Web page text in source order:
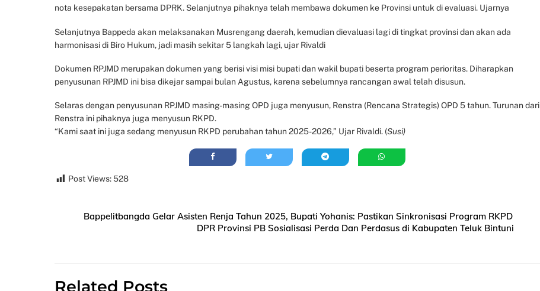
nota kesepakatan bersama DPRK. Selanjutnya pihaknya telah membawa dokumen ke Provinsi untuk di evaluasi. Ujarnya
Selanjutnya Bappeda akan melaksanakan Musrengang daerah, kemudian dievaluasi lagi di tingkat provinsi dan akan ada
harmonisasi di Biro Hukum, jadi masih sekitar 5 langkah lagi, ujar Rivaldi
Dokumen RPJMD merupakan dokumen yang berisi visi misi bupati dan wakil bupati beserta program perioritas. Diharapkan
penyusunan RPJMD ini bisa dikejar sampai bulan Agustus, karena sebelumnya rancangan awal telah disusun.
Selaras dengan penyusunan RPJMD masing-masing OPD juga menyusun, Renstra (Rencana Strategis) OPD 5 tahun. Turunan dari
Renstra ini pihaknya juga menyusun RKPD.
“Kami saat ini juga sedang menyusun RKPD perubahan tahun 2025-2026,” Ujar Rivaldi. (Susi)
Post Views:528
Bappelitbangda Gelar Asisten Renja Tahun 2025, Bupati Yohanis: Pastikan Sinkronisasi Program RKPD
DPR Provinsi PB Sosialisasi Perda Dan Perdasus di Kabupaten Teluk Bintuni
Related Posts